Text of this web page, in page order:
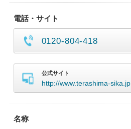
電話・サイト
0120-804-418
公式サイト
http://www.terashima-sika.jp
名称